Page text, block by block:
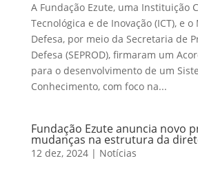
A Fundação Ezute, uma Instituição
Tecnológica e de Inovação (ICT), e
Defesa, por meio da Secretaria de
Defesa (SEPROD), firmaram um
para o desenvolvimento de um
Conhecimento, com foco na...
Fundação Ezute anuncia novo
mudanças na estrutura da
12 dez, 2024| Notícias